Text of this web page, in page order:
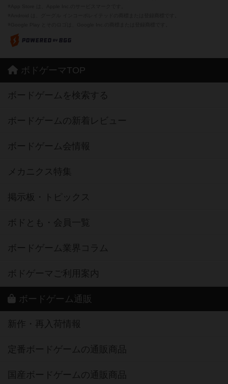
ボドゲーマTOP
ボードゲームを検索する
ボードゲームの新着レビュー
ボードゲーム会情報
メカニクス特集
掲示板・トピックス
ボドとも・会員一覧
ボードゲーム業界コラム
ボドゲーマご利用案内
ボードゲーム通販
新作・再入荷情報
定番ボードゲームの通販商品
国産ボードゲームの通販商品